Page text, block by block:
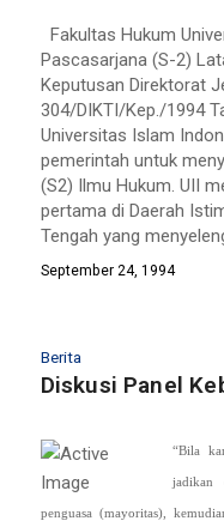
Fakultas Hukum
Pascasarjana (S-2)
Keputusan Direktorat
304/DIKTI/Kep./1994
Universitas Islam
pemerintah untuk
(S2) Ilmu Hukum. UII
pertama di Daerah
Tengah yang
September 24, 1994
Berita
Diskusi Panel
“Bila
jadikan
penguasa (mayoritas),